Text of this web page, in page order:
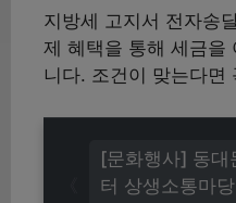
지방세 고지서 전자송
제 혜택을 통해 세금을
니다. 조건이 맞는다면
[문화행사] 동대
터 상생소통마